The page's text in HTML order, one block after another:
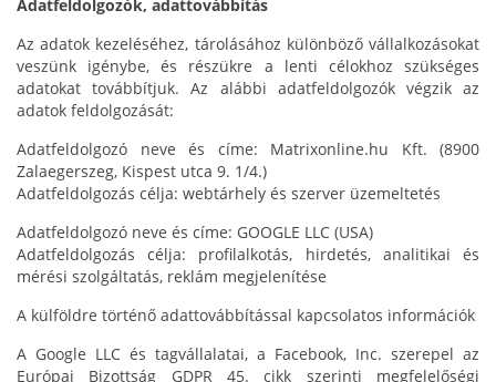
Adatfeldolgozók, adattovábbítás
Az adatok kezeléséhez, tárolásához különböző vállalkozásokat
veszünk igénybe, és részükre a lenti célokhoz szükséges
adatokat továbbítjuk. Az alábbi adatfeldolgozók végzik az
adatok feldolgozását:
Adatfeldolgozó neve és címe: Matrixonline.hu Kft. (8900
Zalaegerszeg, Kispest utca 9. 1/4.)
Adatfeldolgozás célja: webtárhely és szerver üzemeltetés
Adatfeldolgozó neve és címe: GOOGLE LLC (USA)
Adatfeldolgozás célja: profilalkotás, hirdetés, analitikai és
mérési szolgáltatás, reklám megjelenítése
A külföldre történő adattovábbítással kapcsolatos információk
A Google LLC és tagvállalatai, a Facebook, Inc. szerepel az
Európai Bizottság GDPR 45. cikk szerinti megfelelőségi